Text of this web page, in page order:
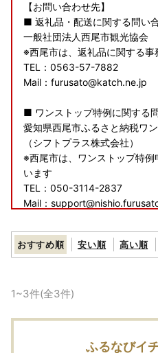
【お問い合わせ先】
■ 返礼品・配送に関する問い
一般社団法人西尾市観光協会
※西尾市は、返礼品に関する事
TEL：0563-57-7882
Mail：furusato@katch.ne.jp
■ ワンストップ特例に関する
愛知県西尾市ふるさと納税ワ
（シフトプラス株式会社）
※西尾市は、ワンストップ特
います
TEL：050-3114-2837
Mail：
■ その他に関する問い合わせ
西尾市総合政策部秘書政策課
おすすめ順 安い順 高い順
1~3件(全3件)
ふるなびイ